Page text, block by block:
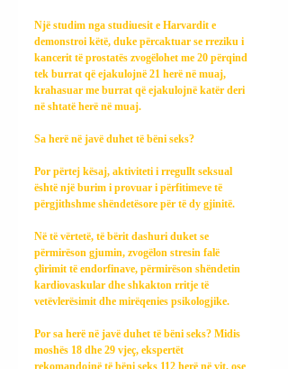
Një studim nga studiuesit e Harvardit e
demonstroi këtë, duke përcaktuar se rreziku i
kancerit të prostatës zvogëlohet me 20 përqind
tek burrat që ejakulojnë 21 herë në muaj,
krahasuar me burrat që ejakulojnë katër deri
në shtatë herë në muaj.
Sa herë në javë duhet të bëni seks?
Por përtej kësaj, aktiviteti i rregullt seksual
është një burim i provuar i përfitimeve të
përgjithshme shëndetësore për të dy gjinitë.
Në të vërtetë, të bërit dashuri duket se
përmirëson gjumin, zvogëlon stresin falë
çlirimit të endorfinave, përmirëson shëndetin
kardiovaskular dhe shkakton rritje të
vetëvlerësimit dhe mirëqenies psikologjike.
Por sa herë në javë duhet të bëni seks? Midis
moshës 18 dhe 29 vjeç, ekspertët
rekomandojnë të bëni seks 112 herë në vit, ose